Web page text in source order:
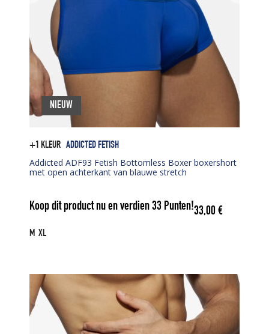
+1 KLEUR ADDICTED FETISH
Addicted ADF93 Fetish Bottomless Boxer boxershort
met open achterkant van blauwe stretch
Koop dit product nu en verdien33 Punten!33,00€
M XL
NIEUW